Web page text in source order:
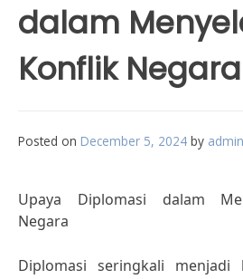
dalam
Konflik Negara
Posted on December 5, 2024 by
Upaya Diplomasi dalam
Negara
Diplomasi seringkali